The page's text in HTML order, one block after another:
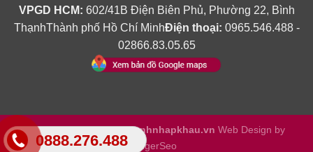
0888.276.488
VPGD HCM: 602/41B Điện Biên Phủ, Phường 22, Bình
ThạnhThành phố Hồ Chí MinhĐiện thoại: 0965.546.488 -
02866.83.05.65
Copyright 2026 ©Amthanhnhapkhau.vn Web Design by
TigerSeo